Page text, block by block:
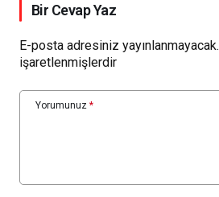
Bir Cevap Yaz
E-posta adresiniz yayınlanmayacak.
işaretlenmişlerdir
Yorumunuz *